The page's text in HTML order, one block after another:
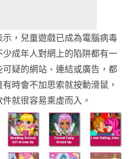
，兒童遊戲已成為電腦病毒
成年人對網上的陷阱都有一
疑的網站、連結或廣告，都
時會不加思索就按動滑鼠，
就很容易乘虛而入。